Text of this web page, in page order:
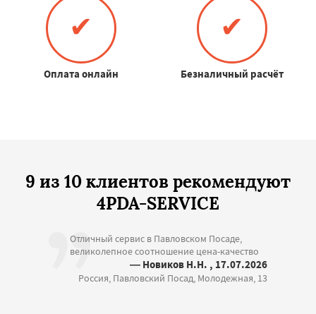
✔
Оплата онлайн
✔
Безналичный расчёт
9 из 10 клиентов рекомендуют
4PDA-SERVICE
Отличный сервис в Павловском Посаде,
великолепное соотношение цена-качество
— Новиков Н.Н. , 17.07.2026
Россия, Павловский Посад, Молодежная, 13